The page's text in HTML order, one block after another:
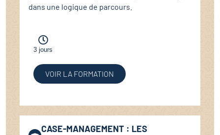
dans une logique de parcours.
3 jours
VOIR LA FORMATION
CASE-MANAGEMENT : LES